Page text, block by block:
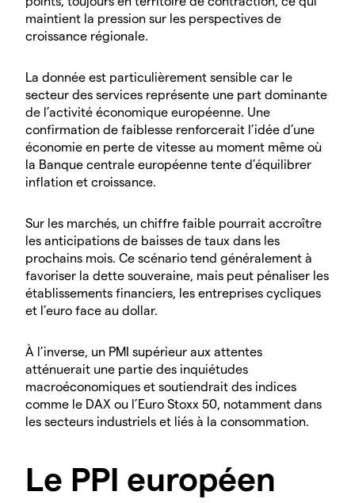
maintient la pression sur les perspectives de
croissance régionale.
La donnée est particulièrement sensible car le
secteur des services représente une part dominante
de l’activité économique européenne. Une
confirmation de faiblesse renforcerait l’idée d’une
économie en perte de vitesse au moment même où
la Banque centrale européenne tente d’équilibrer
inflation et croissance.
Sur les marchés, un chiffre faible pourrait accroître
les anticipations de baisses de taux dans les
prochains mois. Ce scénario tend généralement à
favoriser la dette souveraine, mais peut pénaliser les
établissements financiers, les entreprises cycliques
et l’euro face au dollar.
À l’inverse, un PMI supérieur aux attentes
atténuerait une partie des inquiétudes
macroéconomiques et soutiendrait des indices
comme le DAX ou l’Euro Stoxx 50, notamment dans
les secteurs industriels et liés à la consommation.
Le PPI européen